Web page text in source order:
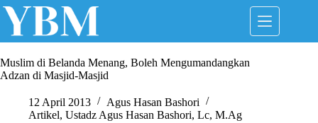
Skip
Muslim di Belanda Menang, Boleh Mengumandangkan
Adzan di Masjid-Masjid
12 April 2013
Agus Hasan Bashori
Artikel, Ustadz Agus Hasan Bashori, Lc, M.Ag